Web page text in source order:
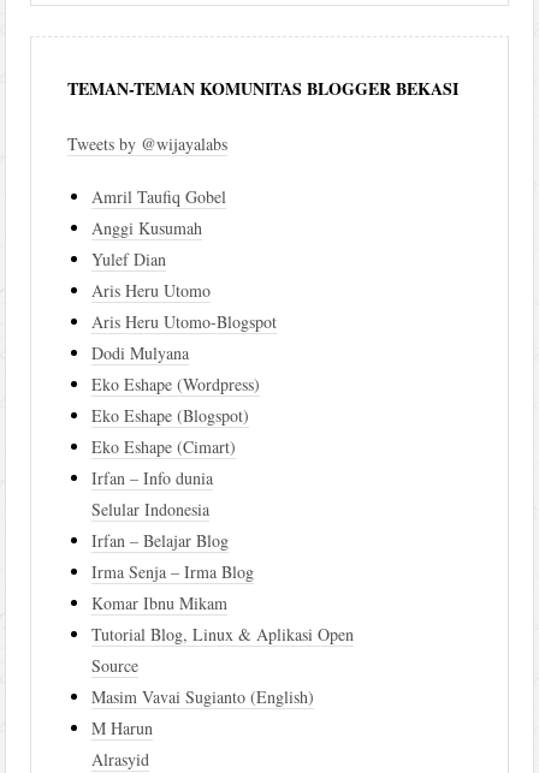
TEMAN-TEMAN KOMUNITAS BLOGGER BEKASI
Tweets by @wijayalabs
Amril Taufiq Gobel
Anggi Kusumah
Yulef Dian
Aris Heru Utomo
Aris Heru Utomo-Blogspot
Dodi Mulyana
Eko Eshape (Wordpress)
Eko Eshape (Blogspot)
Eko Eshape (Cimart)
Irfan – Info dunia
Selular Indonesia
Irfan – Belajar Blog
Irma Senja – Irma Blog
Komar Ibnu Mikam
Tutorial Blog, Linux & Aplikasi Open
Source
Masim Vavai Sugianto (English)
M Harun
Alrasyid